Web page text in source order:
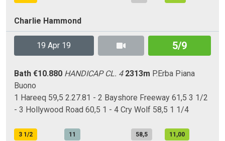
Charlie Hammond
19 Apr 19 5/9
Bath €10.880 HANDICAP CL. 4 2313m P.Erba Piana
Buono
1 Hareeq 59,5 2.27.81 - 2 Bayshore Freeway 61,5 3 1/2
- 3 Hollywood Road 60,5 1 - 4 Cry Wolf 58,5 1 1/4
3 1/2 11 58,5 11,00